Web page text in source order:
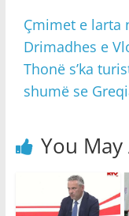
Çmimet e larta
Drimadhes e
Thonë s’ka
shumë se
You